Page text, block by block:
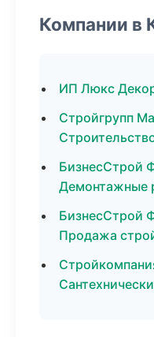
Компании в
ИП Люкс
Стройгрупп
БизнесСтрой
Демонтажные
БизнесСтрой
Продажа